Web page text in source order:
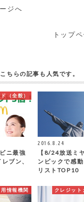
ジへ
トップ
こちらの記事も人気です。
（全般）
ニ最強
ブン、
2016.8.24
【8/24放送ミ
ンピックで感
リストTOP10
情報機関 クレジット